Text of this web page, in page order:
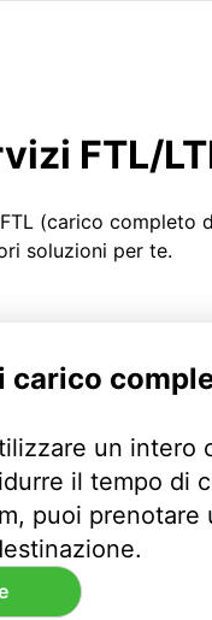
FTL/
(carico completo
soluzioni per te.
carico
un intero
il tempo di
puoi prenotare